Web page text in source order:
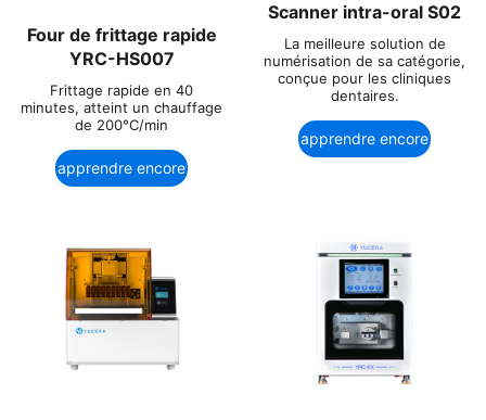
Four de frittage rapide
YRC-HS007
Frittage rapide en 40
minutes, atteint un chauffage
de 200°C/min
apprendre encore
Scanner intra-oral S02
La meilleure solution de
numérisation de sa catégorie,
conçue pour les cliniques
dentaires.
apprendre encore